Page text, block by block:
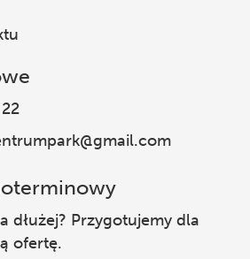
dłużej? Przygotujemy dla
ofertę.